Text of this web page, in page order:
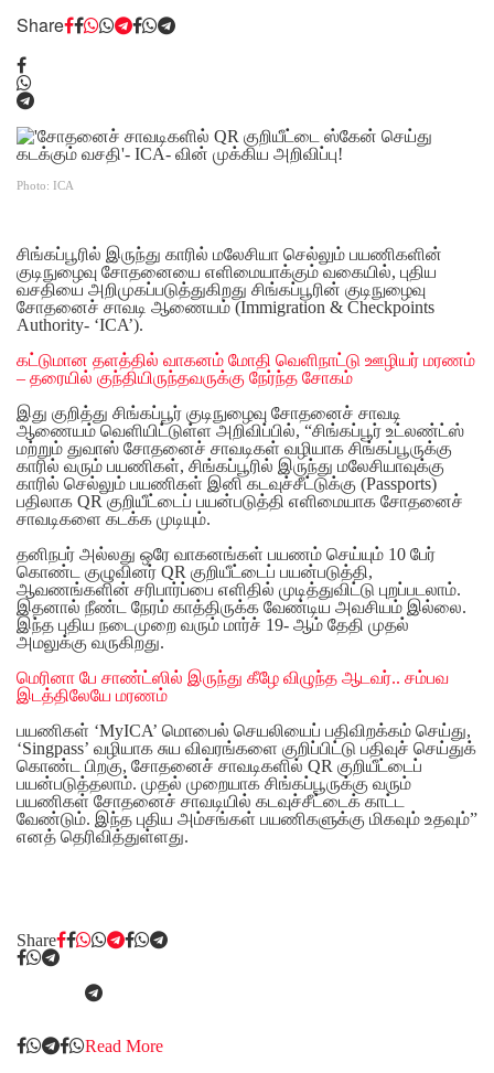
Share
Photo: ICA
சிங்கப்பூரில் இருந்து காரில் மலேசியா செல்லும் பயணிகளின்
குடிநுழைவு சோதனையை எளிமையாக்கும் வகையில், புதிய
வசதியை அறிமுகப்படுத்துகிறது சிங்கப்பூரின் குடிநுழைவு
சோதனைச் சாவடி ஆணையம் (Immigration & Checkpoints
Authority- ‘ICA’).
கட்டுமான தளத்தில் வாகனம் மோதி வெளிநாட்டு ஊழியர் மரணம்
– தரையில் குந்தியிருந்தவருக்கு நேர்ந்த சோகம்
இது குறித்து சிங்கப்பூர் குடிநுழைவு சோதனைச் சாவடி
ஆணையம் வெளியிட்டுள்ள அறிவிப்பில், “சிங்கப்பூர் உட்லண்ட்ஸ்
மற்றும் துவாஸ் சோதனைச் சாவடிகள் வழியாக சிங்கப்பூருக்கு
காரில் வரும் பயணிகள், சிங்கப்பூரில் இருந்து மலேசியாவுக்கு
காரில் செல்லும் பயணிகள் இனி கடவுச்சீட்டுக்கு (Passports)
பதிலாக QR குறியீட்டைப் பயன்படுத்தி எளிமையாக சோதனைச்
சாவடிகளை கடக்க முடியும்.
தனிநபர் அல்லது ஒரே வாகனங்கள் பயணம் செய்யும் 10 பேர்
கொண்ட குழுவினர் QR குறியீட்டைப் பயன்படுத்தி,
ஆவணங்களின் சரிபார்ப்பை எளிதில் முடித்துவிட்டு புறப்படலாம்.
இதனால் நீண்ட நேரம் காத்திருக்க வேண்டிய அவசியம் இல்லை.
இந்த புதிய நடைமுறை வரும் மார்ச் 19- ஆம் தேதி முதல்
அமலுக்கு வருகிறது.
மெரினா பே சாண்ட்ஸில் இருந்து கீழே விழுந்த ஆடவர்.. சம்பவ
இடத்திலேயே மரணம்
பயணிகள் ‘MyICA’ மொபைல் செயலியைப் பதிவிறக்கம் செய்து,
‘Singpass’ வழியாக சுய விவரங்களை குறிப்பிட்டு பதிவுச் செய்துக்
கொண்ட பிறகு, சோதனைச் சாவடிகளில் QR குறியீட்டைப்
பயன்படுத்தலாம். முதல் முறையாக சிங்கப்பூருக்கு வரும்
பயணிகள் சோதனைச் சாவடியில் கடவுச்சீட்டைக் காட்ட
வேண்டும். இந்த புதிய அம்சங்கள் பயணிகளுக்கு மிகவும் உதவும்”
எனத் தெரிவித்துள்ளது.
Share
Read More